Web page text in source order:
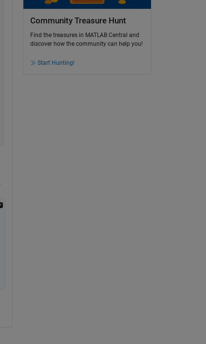
Community Treasure Hunt
Find the treasures in MATLAB Central and
discover how the community can help you!
Start Hunting!